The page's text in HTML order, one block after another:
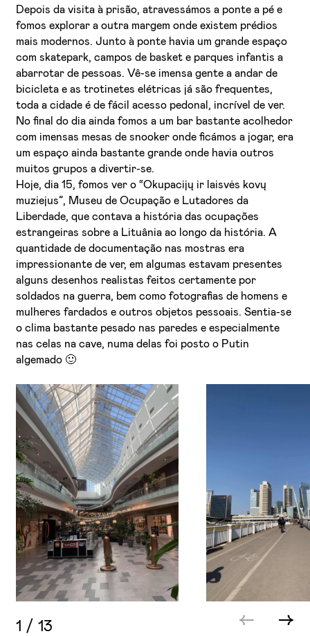
Depois da visita à prisão, atravessámos a ponte a pé e
fomos explorar a outra margem onde existem prédios
mais modernos. Junto à ponte havia um grande espaço
com skatepark, campos de basket e parques infantis a
abarrotar de pessoas. Vê-se imensa gente a andar de
bicicleta e as trotinetes elétricas já são frequentes,
toda a cidade é de fácil acesso pedonal, incrível de ver.
No final do dia ainda fomos a um bar bastante acolhedor
com imensas mesas de snooker onde ficámos a jogar, era
um espaço ainda bastante grande onde havia outros
muitos grupos a divertir-se.
Hoje, dia 15, fomos ver o “Okupacijų ir laisvės kovų
muziejus”, Museu de Ocupação e Lutadores da
Liberdade, que contava a história das ocupações
estrangeiras sobre a Lituânia ao longo da história. A
quantidade de documentação nas mostras era
impressionante de ver, em algumas estavam presentes
alguns desenhos realistas feitos certamente por
soldados na guerra, bem como fotografias de homens e
mulheres fardados e outros objetos pessoais. Sentia-se
o clima bastante pesado nas paredes e especialmente
nas celas na cave, numa delas foi posto o Putin
algemado 🙂
1 /13